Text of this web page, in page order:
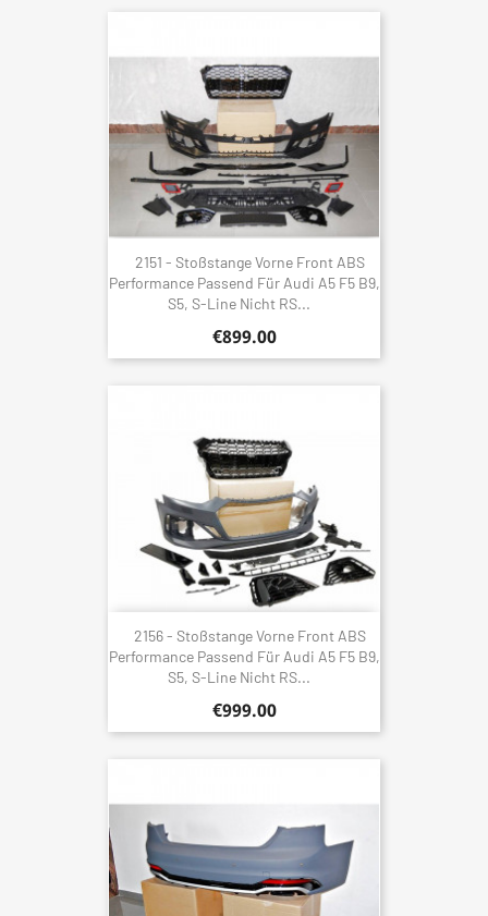
2151 - Stoßstange Vorne Front ABS
Performance Passend Für Audi A5 F5 B9,
S5, S-Line Nicht RS...
€899.00
2156 - Stoßstange Vorne Front ABS
Performance Passend Für Audi A5 F5 B9,
S5, S-Line Nicht RS...
€999.00